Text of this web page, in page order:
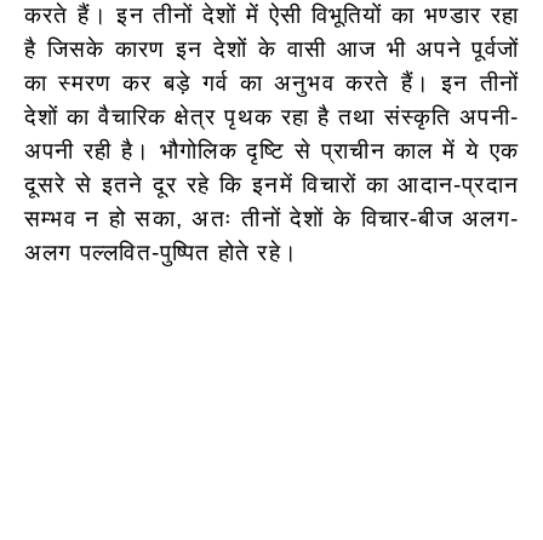
करते हैं। इन तीनों देशों में ऐसी विभूतियों का भण्डार रहा
है जिसके कारण इन देशों के वासी आज भी अपने पूर्वजों
का स्मरण कर बड़े गर्व का अनुभव करते हैं। इन तीनों
देशों का वैचारिक क्षेत्र पृथक रहा है तथा संस्कृति अपनी-
अपनी रही है। भौगोलिक दृष्टि से प्राचीन काल में ये एक
दूसरे से इतने दूर रहे कि इनमें विचारों का आदान-प्रदान
सम्भव न हो सका, अतः तीनों देशों के विचार-बीज अलग-
अलग पल्लवित-पुष्पित होते रहे।